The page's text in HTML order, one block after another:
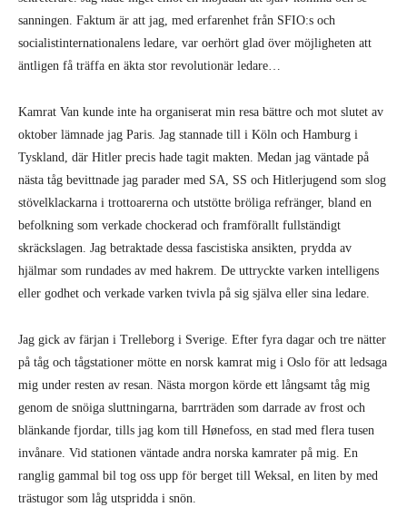
sanningen. Faktum är att jag, med erfarenhet från SFIO:s och
socialistinternationalens ledare, var oerhört glad över möjligheten att
äntligen få träffa en äkta stor revolutionär ledare…
Kamrat Van kunde inte ha organiserat min resa bättre och mot slutet av
oktober lämnade jag Paris. Jag stannade till i Köln och Hamburg i
Tyskland, där Hitler precis hade tagit makten. Medan jag väntade på
nästa tåg bevittnade jag parader med SA, SS och Hitlerjugend som slog
stövelklackarna i trottoarerna och utstötte bröliga refränger, bland en
befolkning som verkade chockerad och framförallt fullständigt
skräckslagen. Jag betraktade dessa fascistiska ansikten, prydda av
hjälmar som rundades av med hakrem. De uttryckte varken intelligens
eller godhet och verkade varken tvivla på sig själva eller sina ledare.
Jag gick av färjan i Trelleborg i Sverige. Efter fyra dagar och tre nätter
på tåg och tågstationer mötte en norsk kamrat mig i Oslo för att ledsaga
mig under resten av resan. Nästa morgon körde ett långsamt tåg mig
genom de snöiga sluttningarna, barrträden som darrade av frost och
blänkande fjordar, tills jag kom till Hønefoss, en stad med flera tusen
invånare. Vid stationen väntade andra norska kamrater på mig. En
ranglig gammal bil tog oss upp för berget till Weksal, en liten by med
trästugor som låg utspridda i snön.